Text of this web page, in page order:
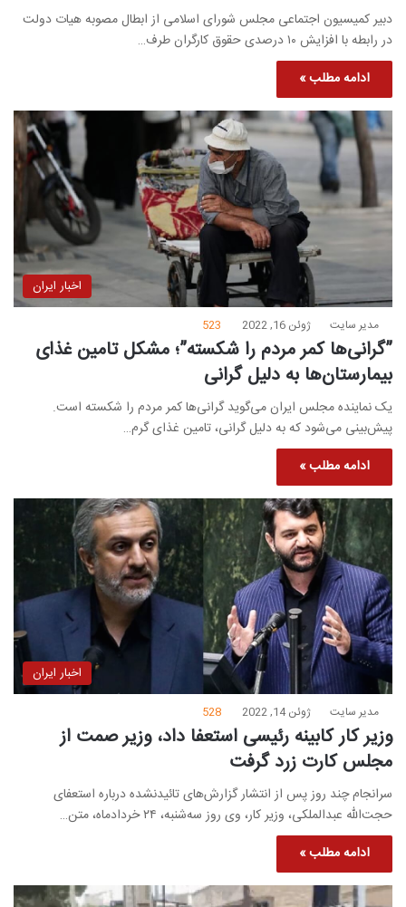
دبیر کمیسیون اجتماعی مجلس شورای اسلامی از ابطال مصوبه هیات دولت
در رابطه با افزایش ۱۰ درصدی حقوق کارگران طرف…
ادامه مطلب »
اخبار ایران
مدیر سایت ژوئن 16, 2022 523
”گرانی‌ها کمر مردم را شکسته”؛ مشکل تامین غذای
بیمارستان‌ها به دلیل گرانی
یک نماینده مجلس ایران می‌گوید گرانی‌ها کمر مردم را شکسته است.
پیش‌بینی می‌شود که به دلیل گرانی‌، تامین غذای گرم…
ادامه مطلب »
اخبار ایران
مدیر سایت ژوئن 14, 2022 528
وزیر کار کابینه رئیسی استعفا داد، وزیر صمت از
مجلس کارت زرد گرفت
سرانجام چند روز پس از انتشار گزارش‌های تائیدنشده درباره استعفای
حجت‌الله عبدالملکی، وزیر کار، وی روز سه‌شنبه، ۲۴ خردادماه، متن…
ادامه مطلب »